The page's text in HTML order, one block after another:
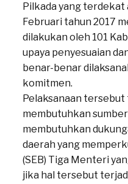
Pilkada yang terdekat
Februari tahun 2017
dilakukan oleh 101
upaya penyesuaian
benar-benar
komitmen.
Pelaksanaan
membutuhkan sumber
membutuhkan
daerah yang
(SEB) Tiga Menteri
jika hal tersebut